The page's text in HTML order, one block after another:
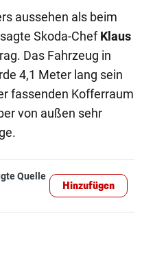
aussehen als beim
Skoda-ChefKlaus
Das Fahrzeug in
4,1 Meter lang sein
fassenden Kofferraum
von außen sehr
Quelle
Hinzufügen